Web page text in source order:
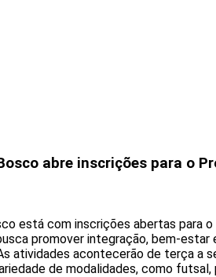
abre inscrições para o
está com inscrições abertas para
promover integração, bem-
atividades acontecerão de terça a
de modalidades, como futsal,